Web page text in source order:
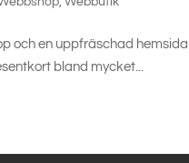
och en uppfräschad
bland mycket...